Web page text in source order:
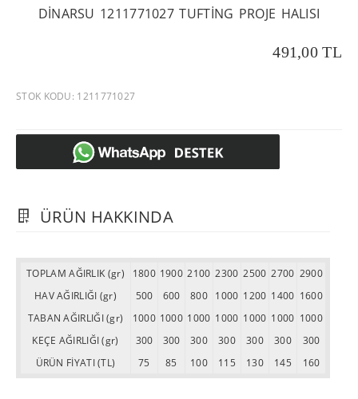
DINARSU 1211771027 TUFTING PROJE HALISI
491,00 TL
STOK KODU: 1211771027
ÜRÜN HAKKINDA
TOPLAM AĞIRLIK (gr) 1800 1900 2100 2300 2500 2700 2900
HAV AĞIRLIĞI (gr)
500 600 800 1000 1200 1400 1600
TABAN AĞIRLIĞI (gr)
1000 1000 1000 1000 1000 1000 1000
KEÇE AĞIRLIĞI (gr)
300 300 300 300 300 300
300
ÜRÜN FİYATI (TL)
75 85 100 115 130 145 160